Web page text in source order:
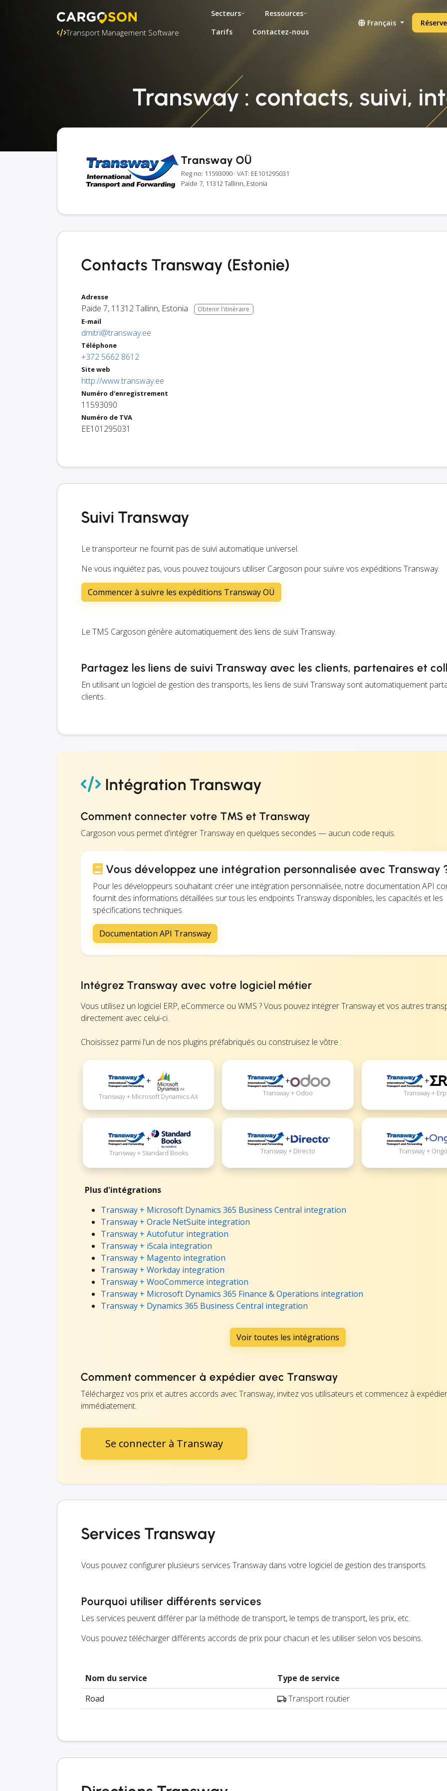
Transport Management Software
Secteurs
Ressources
Tarifs
Contactez-nous
Français
Transway : contacts, suivi,
Transway OÜ
Reg no: 11593090 · VAT: EE101295031
Paide 7, 11312 Tallinn, Estonia
Contacts Transway (Estonie)
Adresse
Paide 7, 11312Tallinn, Estonia Obtenir l'itinéraire
E-mail
dmitri@transway.ee
Téléphone
+372 5662 8612
Site web
http://www.transway.ee
Numéro d'enregistrement
11593090
Numéro de TVA
EE101295031
Suivi Transway
Le transporteur ne fournit pas de suivi automatique universel.
Ne vous inquiétez pas, vous pouvez toujours utiliser Cargoson pour suivre vos expéditions Transway.
Commencer à suivre les expéditions Transway OÜ
Le TMS Cargoson génère automatiquement des liens de suivi Transway.
Partagez les liens de suivi Transway avec les clients, partenaires et
En utilisant un logiciel de gestion des transports, les liens de suivi Transway sont automatiquement
clients.
Intégration Transway
Comment connecter votre TMS et Transway
Cargoson vous permet d'intégrer Transway en quelques secondes — aucun code requis.
Vous développez une intégration personnalisée avec Transway
Pour les développeurs souhaitant créer une intégration personnalisée, notre documentation API
fournit des informations détaillées sur tous les endpoints Transway disponibles, les capacités et les
spécifications techniques.
Documentation API Transway
Intégrez Transway avec votre logiciel métier
Vous utilisez un logiciel ERP, eCommerce ou WMS ? Vous pouvez intégrer Transway et vos autres
directement avec celui-ci.
Choisissez parmi l'un de nos plugins préfabriqués ou construisez le vôtre :
+
Transway + Microsoft Dynamics AX
+
Transway + Odoo
+
Transway +
+
Transway + Standard Books
+
Transway + Directo
+
Transway +
Plus d'intégrations
Transway + Microsoft Dynamics 365 Business Central integration
Transway + Oracle NetSuite integration
Transway + Autofutur integration
Transway + iScala integration
Transway + Magento integration
Transway + Workday integration
Transway + WooCommerce integration
Transway + Microsoft Dynamics 365 Finance & Operations integration
Transway + Dynamics 365 Business Central integration
Voir toutes les intégrations
Comment commencer à expédier avec Transway
Téléchargez vos prix et autres accords avec Transway, invitez vos utilisateurs et commencez à expédier
immédiatement.
Se connecter à Transway
Services Transway
Vous pouvez configurer plusieurs services Transway dans votre logiciel de gestion des transports.
Pourquoi utiliser différents services
Les services peuvent différer par la méthode de transport, le temps de transport, les prix, etc.
Vous pouvez télécharger différents accords de prix pour chacun et les utiliser selon vos besoins.
Nom du service
Type de service
Road
Transport routier